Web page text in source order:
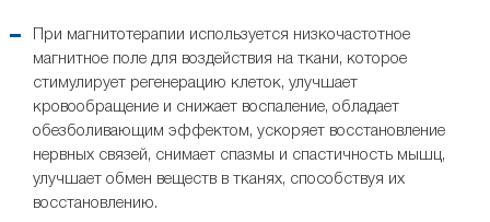
При магнитотерапии используется низкочастотное
магнитное поле для воздействия на ткани, которое
стимулирует регенерацию клеток, улучшает
кровообращение и снижает воспаление, обладает
обезболивающим эффектом, ускоряет восстановление
нервных связей, снимает спазмы и спастичность мышц,
улучшает обмен веществ в тканях, способствуя их
восстановлению.